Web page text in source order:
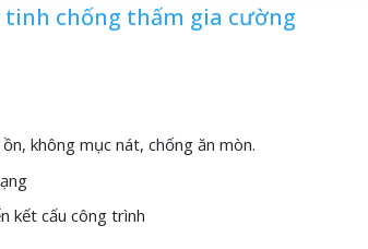
chống thấm gia cường
không mục nát, chống ăn mòn.
kết cấu công trình